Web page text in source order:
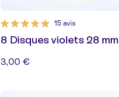
15 avis
8 Disques violets 28 mm
3,00 €